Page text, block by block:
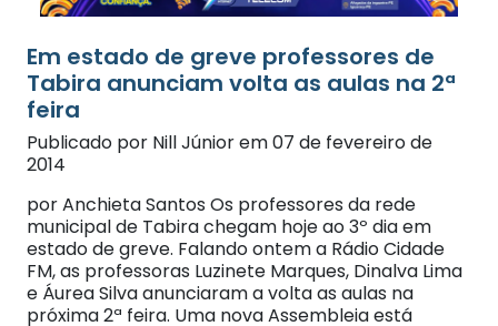
Tabira anunciam volta as aulas na 2ª
feira
Publicado por Nill Júnior em 07 de fevereiro de
2014
por Anchieta Santos Os professores da rede
municipal de Tabira chegam hoje ao 3º dia em
estado de greve. Falando ontem a Rádio Cidade
FM, as professoras Luzinete Marques, Dinalva Lima
e Áurea Silva anunciaram a volta as aulas na
próxima 2ª feira. Uma nova Assembleia está
programada para o dia 19 de fevereiro desde […]